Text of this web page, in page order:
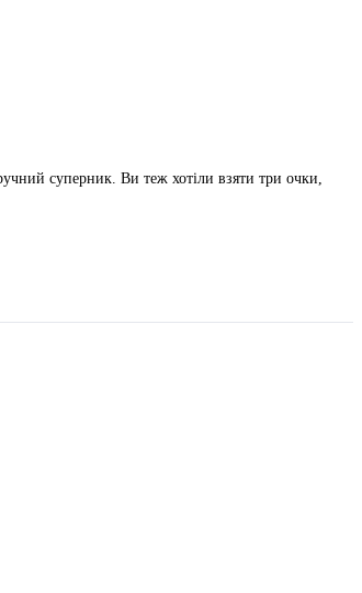
суперник. Ви теж хотіли взяти три очки,